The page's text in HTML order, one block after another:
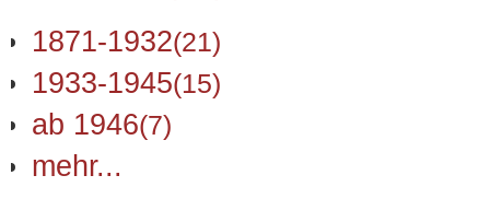
1871-1932(21)
1933-1945(15)
ab 1946(7)
mehr...